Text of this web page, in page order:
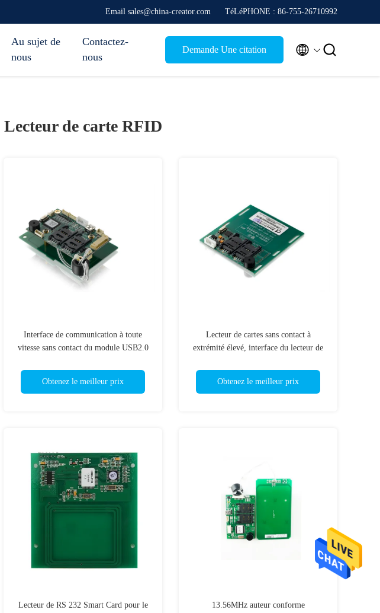
Email sales@china-creator.com TéLéPHONE : 86-755-26710992
Au sujet de
nous
Contactez-
nous
Demande Une citation  
Lecteur de carte RFID
Interface de communication à toute
vitesse sans contact du module USB2.0
Obtenez le meilleur prix
Lecteur de cartes sans contact à
extrémité élevé, interface du lecteur de
Obtenez le meilleur prix
Lecteur de RS 232 Smart Card pour le
13.56MHz auteur conforme